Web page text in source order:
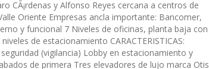
CÃ¡rdenas y Alfonso Reyes cercana a centros de
Oriente Empresas ancla importante: Bancomer,
y funcional 7 Niveles de oficinas, planta baja con
de estacionamiento CARACTERISTICAS:
seguridad (vigilancia) Lobby en estacionamiento y
de primera Tres elevadores de lujo marca Otis